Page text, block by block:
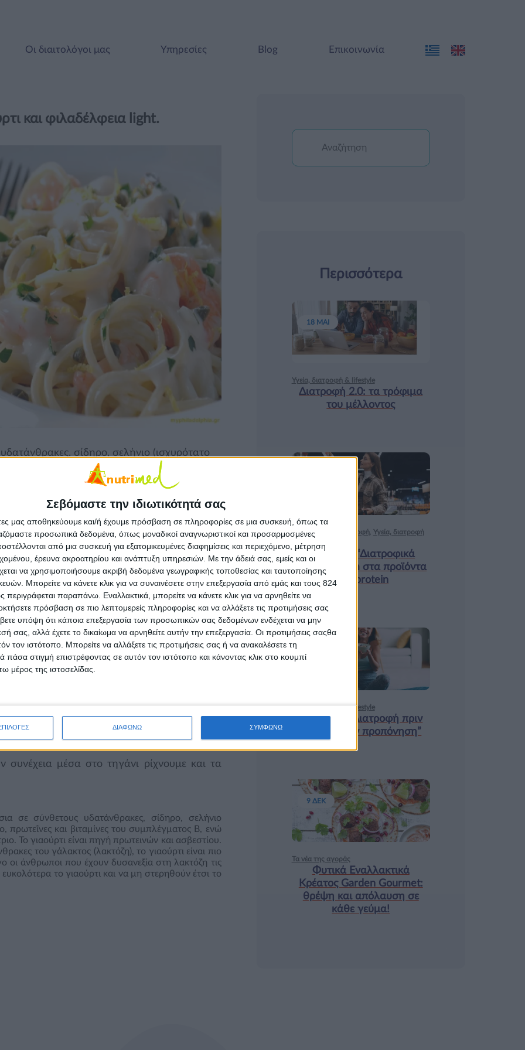
Σεβόμαστε την ιδιωτικότητά σας
μας αποθηκεύουμε και/ή έχουμε πρόσβαση σε πληροφορίες σε μια συσκευή, όπως τα
προσωπικά δεδομένα, όπως μοναδικοί αναγνωριστικοί και προσαρμοσμένες
από μια συσκευή για εξατομικευμένες διαφημίσεις και περιεχόμενο, μέτρηση
έρευνα ακροατηρίου και ανάπτυξη υπηρεσιών. Με την άδειά σας, εμείς και οι
να χρησιμοποιήσουμε ακριβή δεδομένα γεωγραφικής τοποθεσίας και ταυτοποίησης
Μπορείτε να κάνετε κλικ για να συναινέσετε στην επεξεργασία από εμάς και τους 824
παραπάνω. Εναλλακτικά, μπορείτε να κάνετε κλικ για να αρνηθείτε να
πρόσβαση σε πιο λεπτομερείς πληροφορίες και να αλλάξετε τις προτιμήσεις σας
υπόψη ότι κάποια επεξεργασία των προσωπικών σας δεδομένων ενδέχεται να μην
σας, αλλά έχετε το δικαίωμα να αρνηθείτε αυτήν την επεξεργασία. Οι προτιμήσεις σαςθα
τον ιστότοπο. Μπορείτε να αλλάξετε τις προτιμήσεις σας ή να ανακαλέσετε τη
στιγμή επιστρέφοντας σε αυτόν τον ιστότοπο και κάνοντας κλικ στο κουμπί
μέρος της ιστοσελίδας.
ΔΙΑΦΩΝΩ ΣΥΜΦΩΝΩ
Οι διαιτολόγοι μας Υπηρεσίες Blog Επικοινωνία
και φιλαδέλφεια light.
σίδηρο, σελήνιο (ισχυρότατο
και βιταμίνες του συμπλέγματος Β, ενώ
νάτριο. Το γιαούρτι είναι πηγή πρωτεινών
το λάδι και μόλις κάψει ρίχνουμε τα
φωτιά και ρίχνουμε το γιαουρτάκι,
το φιλαδέλφεια.
συνέχεια μέσα στο τηγάνι ρίχνουμε και τα
σε σύνθετους υδατάνθρακες, σίδηρο, σελήνιο
πρωτεΐνες και βιταμίνες του συμπλέγματος Β, ενώ
Το γιαούρτι είναι πηγή πρωτεινών και ασβεστίου.
του γάλακτος (λακτόζη), το γιαούρτι είναι πιο
οι άνθρωποι που έχουν δυσανεξία στη λακτόζη τις
το γιαούρτι και να μη στερηθούν έτσι το
Περισσότερα
Υγεία, διατροφή & lifestyle
Διατροφή 2.0: τα τρόφιμα
του μέλλοντος
18 ΜΑΙ
Ισορροπημένη διατροφή, Υγεία, διατροφή
& lifestyle
Κεφάλαιο “Διατροφικά
trends”: zoοm στα προϊόντα
high protein
Υγεία, διατροφή & lifestyle
Κεφάλαιο “Διατροφή πριν
και μετά την προπόνηση”
Τα νέα της αγοράς
Φυτικά Εναλλακτικά
Κρέατος Garden Gourmet:
θρέψη και απόλαυση σε
κάθε γεύμα!
9 ΔΕΚ